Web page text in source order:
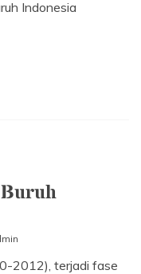
Indonesia
2012), terjadi fase